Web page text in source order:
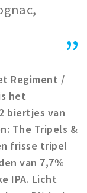
Regiment /
het
biertjes van
The Tripels &
frisse tripel
van 7,7%
IPA. Licht